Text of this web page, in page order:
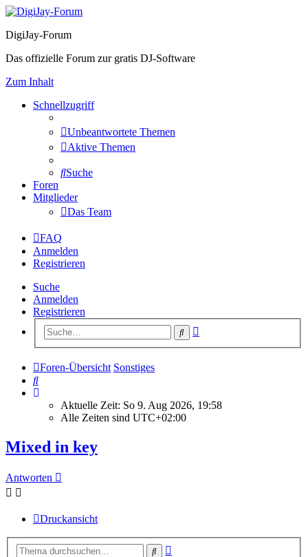
DigiJay-Forum
Das offizielle Forum zur gratis DJ-Software
Zum Inhalt
Schnellzugriff
Unbeantwortete Themen
Aktive Themen
Suche
Foren
Mitglieder
Das Team
FAQ
Anmelden
Registrieren
Suche
Anmelden
Registrieren
Suche
Foren-Übersicht Sonstiges
Suche
Aktuelle Zeit: So 9. Aug 2026, 19:58
Alle Zeiten sind UTC+02:00
Mixed in key
Antworten
Druckansicht
Suche